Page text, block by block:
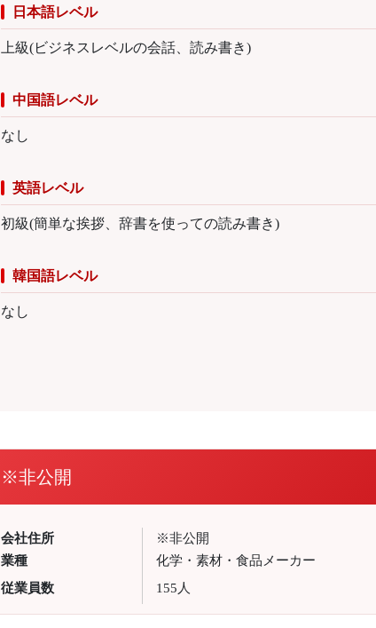
日本語レベル
上級(ビジネスレベルの会話、読み書き)
中国語レベル
なし
英語レベル
初級(簡単な挨拶、辞書を使っての読み書き)
韓国語レベル
なし
※非公開
会社住所
※非公開
業種
化学・素材・食品メーカー
従業員数
155人